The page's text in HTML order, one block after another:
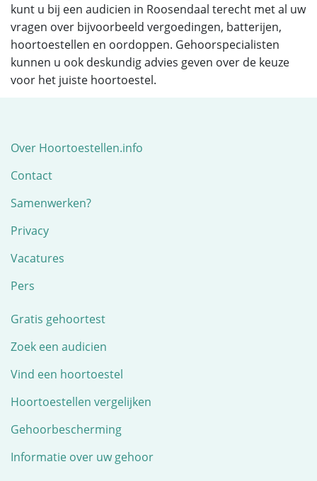
kunt u bij een audicien in Roosendaal terecht met al uw
vragen over bijvoorbeeld vergoedingen, batterijen,
hoortoestellen en oordoppen. Gehoorspecialisten
kunnen u ook deskundig advies geven over de keuze
voor het juiste hoortoestel.
Over Hoortoestellen.info
Contact
Samenwerken?
Privacy
Vacatures
Pers
Gratis gehoortest
Zoek een audicien
Vind een hoortoestel
Hoortoestellen vergelijken
Gehoorbescherming
Informatie over uw gehoor